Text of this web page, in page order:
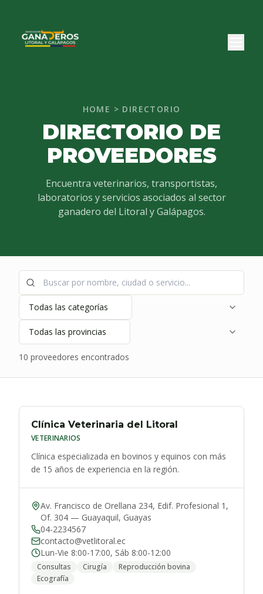
HOME > DIRECTORIO
DIRECTORIO DE
PROVEEDORES
Encuentra veterinarios, transportistas,
laboratorios y servicios asociados al sector
ganadero del Litoral y Galápagos.
10 proveedores encontrados
Clínica Veterinaria del Litoral
VETERINARIOS
Clínica especializada en bovinos y equinos con más
de 15 años de experiencia en la región.
Av. Francisco de Orellana 234, Edif. Profesional 1,
Of. 304 — Guayaquil, Guayas
04-2234567
contacto@vetlitoral.ec
Lun-Vie 8:00-17:00, Sáb 8:00-12:00
Consultas Cirugía
Reproducción bovina
Ecografía